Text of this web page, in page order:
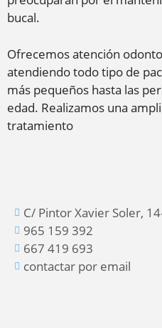
bucal.
Ofrecemos atención
atendiendo todo tipo de
más pequeños hasta las
edad. Realizamos una
tratamiento
C/ Pintor Xavier Soler,
965 159 392
667 419 693
contactar por email